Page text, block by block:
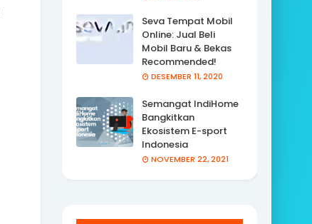
Seva Tempat Mobil
Online: Jual Beli
Mobil Baru & Bekas
Recommended!
DESEMBER 11, 2020
Semangat IndiHome
Bangkitkan
Ekosistem E-sport
Indonesia
NOVEMBER 22, 2021